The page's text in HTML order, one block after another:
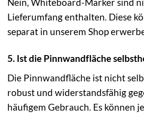
Nein, Whiteboard-Marker sind
Lieferumfang enthalten. Diese
separat in unserem Shop
5. Ist die Pinnwandfläche
Die Pinnwandfläche ist nicht
robust und widerstandsfähig
häufigem Gebrauch. Es können